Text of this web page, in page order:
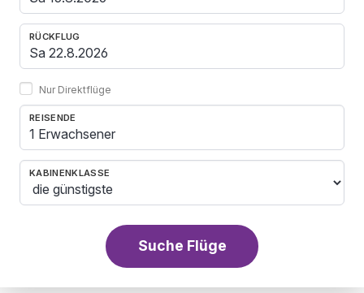
RÜCKFLUG
Nur Direktflüge
REISENDE
1 Erwachsener
KABINENKLASSE
Suche Flüge